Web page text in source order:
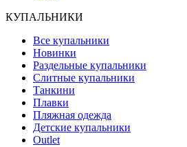
КУПАЛЬНИКИ
Все купальники
Новинки
Раздельные купальники
Слитные купальники
Танкини
Плавки
Пляжная одежда
Детские купальники
Outlet